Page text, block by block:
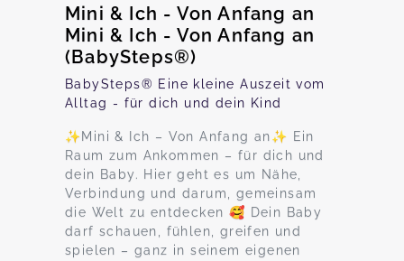
Mini & Ich - Von Anfang an
Mini & Ich - Von Anfang an
(BabySteps®)
BabySteps® Eine kleine Auszeit vom
Alltag - für dich und dein Kind
✨Mini & Ich – Von Anfang an✨ Ein
Raum zum Ankommen – für dich und
dein Baby. Hier geht es um Nähe,
Verbindung und darum, gemeinsam
die Welt zu entdecken 🥰 Dein Baby
darf schauen, fühlen, greifen und
spielen – ganz in seinem eigenen